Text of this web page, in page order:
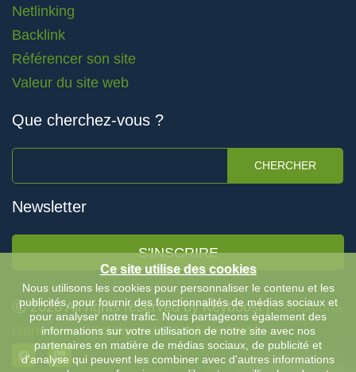
Netlinking
Backlink
Référencer son site
Valeur du site web
Que cherchez-vous ?
CHERCHER
Newsletter
S'INSCRIRE
Ⓒ 2026 All rights reserved by Keyboost |Conditions
Générales-Politique de Confidentialité
Ce site utilise des cookies
Nous utilisons les cookies pour personnaliser le contenu et les
publicités, pour fournir des fonctionnalités de médias sociaux et
pour analyser notre trafic. Nous partageons également des
informations sur votre utilisation de notre site avec nos
partenaires en matière de médias sociaux, de publicité et
d'analyse qui peuvent les combiner avec d'autres informations